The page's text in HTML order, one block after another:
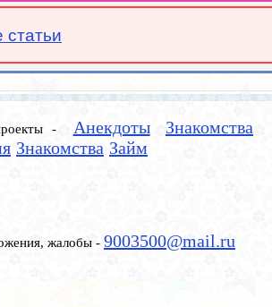
- Анекдоты
Знакомства
Знакомства Займ
жалобы - 9003500@mail.ru